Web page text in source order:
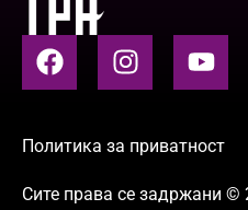
Политика за приватност
Сите права се задржани ©